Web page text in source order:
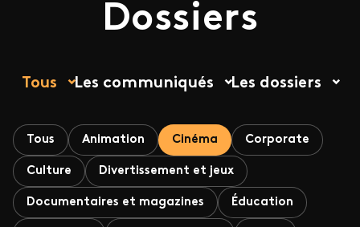
Dossiers
Tous Les communiqués Les dossiers
Tous Animation Cinéma Corporate
Culture Divertissement et jeux
Documentaires et magazines Éducation